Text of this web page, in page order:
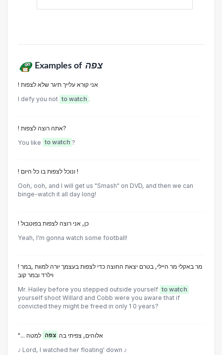
Examples of צפה
! אני קורא עלייך תיגר שלא לצפות
I defy you not to watch .
! אתה רוצה לצפות?
You like to watch ?
! ונוכל לצפות בו כל היום !
Ooh, ooh, and I will get us "Smash" on DVD, and then we can
binge-watch it all day long!
! כן, אני רוצה לצפות בפוטבול
Yeah, I'm gonna watch some football!
! מר באקלי מר היילי, בטרם יצאת החוצה כדי לצפות בעצמך יורה למוות ,במר
וילרד ובמר קוב
Mr. Hailey before you stepped outside yourself to watch
yourself shoot Willard and Cobb were you aware that if
convicted they might be freed in only 1 0 years?
"... אלוהים, צפיתי בה צפה למטה
♪ Lord, I watched her floating' down ♪